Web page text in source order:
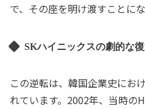
で、その座を明け渡すことにな
SKハイニックスの劇的な
この逆転は、韓国企業史にお
れています。2002年、当時